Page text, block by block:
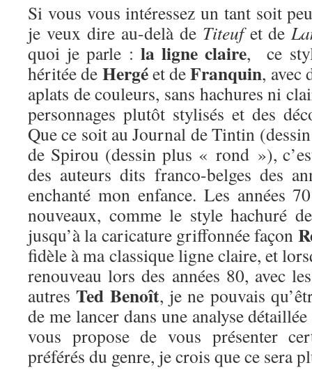
Si vous vous intéressez un tant soit
je veux dire au-delà de Titeufet de
quoi je parle : la ligne claire, ce
héritée de Hergéet deFranquin, avec
aplats de couleurs, sans hachures ni
personnages plutôt stylisés et des
Que ce soit au Journal de Tintin
de Spirou (dessin plus « rond »),
des auteurs dits franco-belges des
enchanté mon enfance. Les années
nouveaux, comme le style hachuré
jusqu’à la caricature griffonnée façon
fidèle à ma classique ligne claire, et
renouveau lors des années 80, avec
autresTed Benoît, je ne pouvais
de me lancer dans une analyse
vous propose de vous présenter
préférés du genre, je crois que ce sera